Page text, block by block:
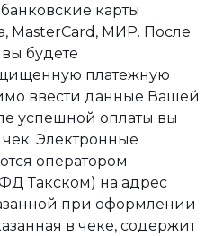
карты
MasterCard, МИР. После
будете
платежную
ввести данные Вашей
успешной оплаты вы
Электронные
оператором
Такском) на адрес
при оформлении
в чеке, содержит